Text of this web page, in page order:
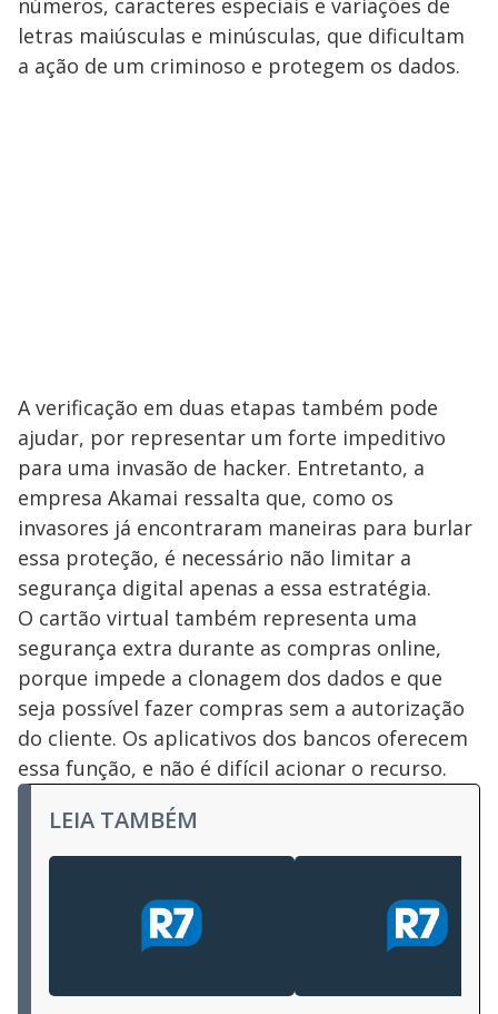
números, caracteres especiais e variações de
letras maiúsculas e minúsculas, que dificultam
a ação de um criminoso e protegem os dados.
A verificação em duas etapas também pode
ajudar, por representar um forte impeditivo
para uma invasão de hacker. Entretanto, a
empresa Akamai ressalta que, como os
invasores já encontraram maneiras para burlar
essa proteção, é necessário não limitar a
segurança digital apenas a essa estratégia.
O cartão virtual também representa uma
segurança extra durante as compras online,
porque impede a clonagem dos dados e que
seja possível fazer compras sem a autorização
do cliente. Os aplicativos dos bancos oferecem
essa função, e não é difícil acionar o recurso.
LEIA TAMBÉM